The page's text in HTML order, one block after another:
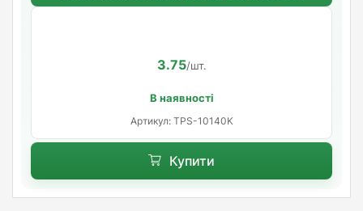
3.75/шт.
В наявності
Артикул: TРS-10140K
Купити